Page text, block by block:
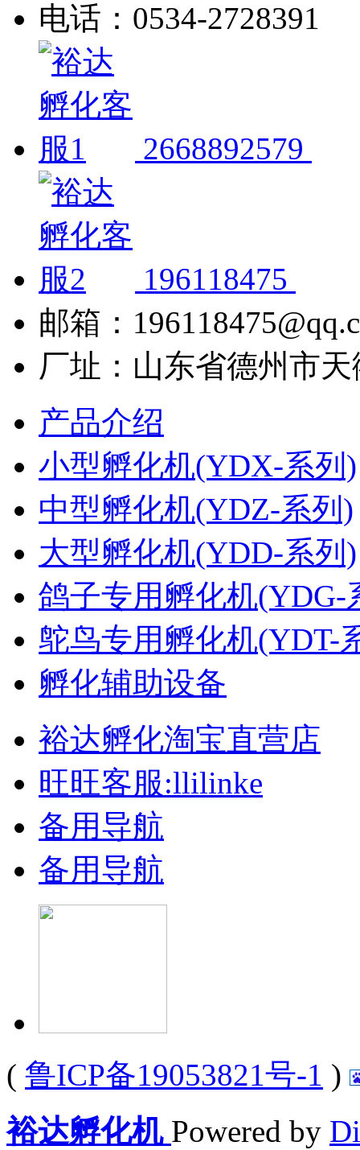
电话：0534-2728391
2668892579
196118475
邮箱：
厂址：山东省德州市
产品介绍
小型孵化机(YDX-系列)
中型孵化机(YDZ-系列)
大型孵化机(YDD-系列)
鸽子专用孵化机(YDG-
鸵鸟专用孵化机(YDT-
孵化辅助设备
裕达孵化淘宝直营店
旺旺客服:llilinke
备用导航
备用导航
( 鲁ICP备19053821号-1 )
裕达孵化机 Powered by